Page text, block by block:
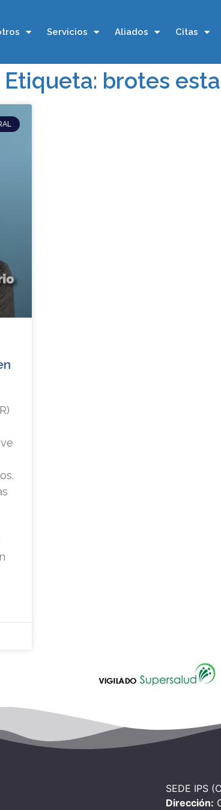
Servicios Aliados Citas
Etiqueta: brotes
SEDE IPS
Dirección: